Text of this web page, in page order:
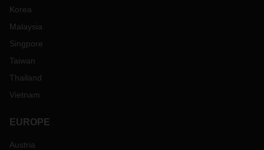
Korea
Malaysia
Singpore
Taiwan
Thailand
Vietnam
EUROPE
Austria